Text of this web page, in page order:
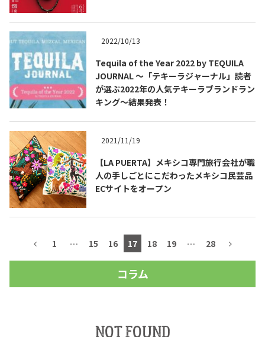
2022/10/13
Tequila of the Year 2022 by TEQUILA
JOURNAL ～「テキーラジャーナル」読者
が選ぶ2022年の人気テキーラブランドラン
キング～結果発表！
2021/11/19
【LA PUERTA】メキシコ専門旅行会社が職
人の手しごとにこだわったメキシコ民芸品
ECサイトをオープン
1 … 15 16 17 18 19 … 28
コラム
NOT FOUND